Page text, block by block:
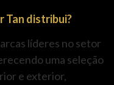
Tan distribui?
líderes no setor
uma seleção
e exterior,